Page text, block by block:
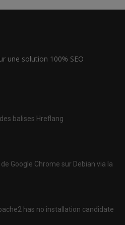
une solution 100% SEO
balises Hreflang
Google Chrome sur Debian via la
has no installation candidate